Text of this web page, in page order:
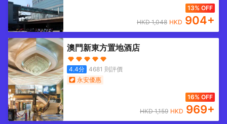
13% OFF
HKD1,048 HKD 904+
澳門新東方置地酒店
4.4分 4681 則評價
永安優惠
16% OFF
HKD1,159 HKD 969+